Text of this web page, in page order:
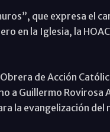
que expresa el
en la Iglesia, la
de Acción
a Guillermo Rovirosa
la evangelización